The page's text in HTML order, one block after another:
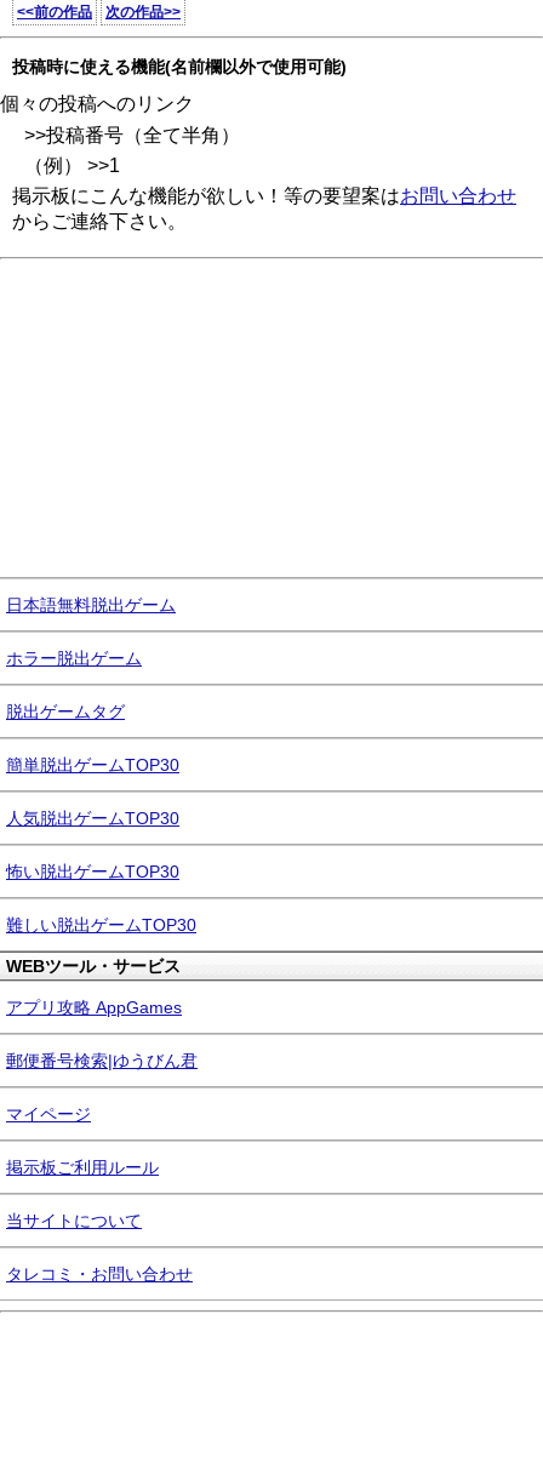
<<前の作品 次の作品>>
投稿時に使える機能(名前欄以外で使用可能)
個々の投稿へのリンク
>>投稿番号（全て半角）
（例） >>1
掲示板にこんな機能が欲しい！等の要望案はお問い合わせ
からご連絡下さい。
日本語無料脱出ゲーム
ホラー脱出ゲーム
脱出ゲームタグ
簡単脱出ゲームTOP30
人気脱出ゲームTOP30
怖い脱出ゲームTOP30
難しい脱出ゲームTOP30
WEBツール・サービス
アプリ攻略 AppGames
郵便番号検索|ゆうびん君
マイページ
掲示板ご利用ルール
当サイトについて
タレコミ・お問い合わせ